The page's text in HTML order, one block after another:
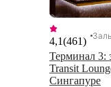
Терминал 3:
Transit
Сингапуре
4,1(461)